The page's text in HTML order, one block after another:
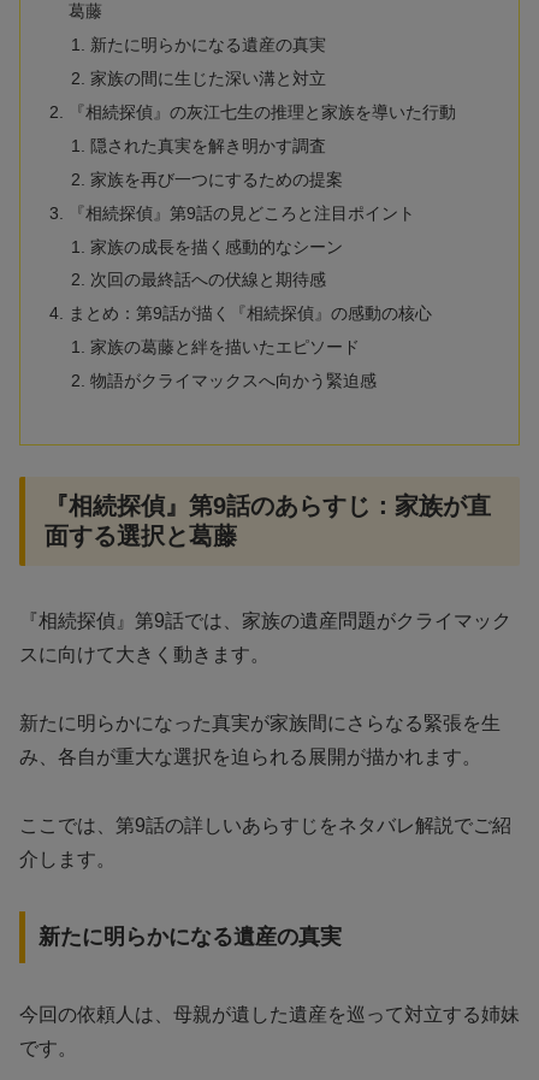
葛藤
新たに明らかになる遺産の真実
家族の間に生じた深い溝と対立
『相続探偵』の灰江七生の推理と家族を導いた行動
隠された真実を解き明かす調査
家族を再び一つにするための提案
『相続探偵』第9話の見どころと注目ポイント
家族の成長を描く感動的なシーン
次回の最終話への伏線と期待感
まとめ：第9話が描く『相続探偵』の感動の核心
家族の葛藤と絆を描いたエピソード
物語がクライマックスへ向かう緊迫感
『相続探偵』第9話のあらすじ：家族が直
面する選択と葛藤
『相続探偵』第9話では、家族の遺産問題がクライマック
スに向けて大きく動きます。
新たに明らかになった真実が家族間にさらなる緊張を生
み、各自が重大な選択を迫られる展開が描かれます。
ここでは、第9話の詳しいあらすじをネタバレ解説でご紹
介します。
新たに明らかになる遺産の真実
今回の依頼人は、母親が遺した遺産を巡って対立する姉妹
です。